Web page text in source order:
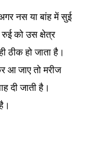
नस या बांह में सुई
को उस क्षेत्र
ठीक हो जाता है।
आ जाए तो मरीज
दी जाती है।